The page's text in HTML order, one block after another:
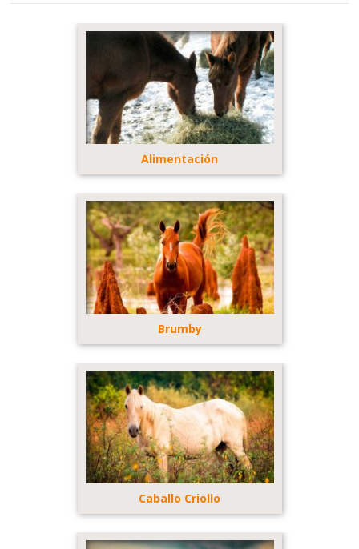
Alimentación
Brumby
Caballo Criollo